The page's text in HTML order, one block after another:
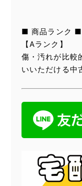
■ 商品ランク ■
【Aランク】
傷・汚れが比較
いいただける中